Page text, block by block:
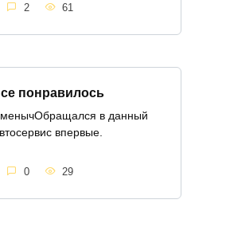
2 61
понравилось
в данный
впервые.
0 29